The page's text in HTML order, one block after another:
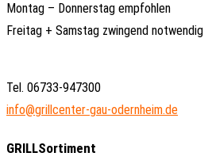
Montag – Donnerstag empfohlen
Freitag + Samstag zwingend notwendig
Tel. 06733-947300
info@grillcenter-gau-odernheim.de
GRILLSortiment